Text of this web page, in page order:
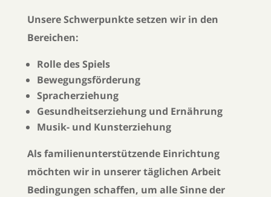
Unsere Schwerpunkte setzen wir in den
Bereichen:
Rolle des Spiels
Bewegungsförderung
Spracherziehung
Gesundheitserziehung und Ernährung
Musik- und Kunsterziehung
Als familienunterstützende Einrichtung
möchten wir in unserer täglichen Arbeit
Bedingungen schaffen, um alle Sinne der